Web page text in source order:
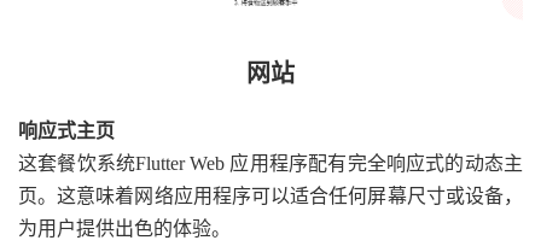
网站
响应式主页
这套餐饮系统Flutter Web 应用程序配有完全响应式的动态主
页。这意味着网络应用程序可以适合任何屏幕尺寸或设备，
为用户提供出色的体验。